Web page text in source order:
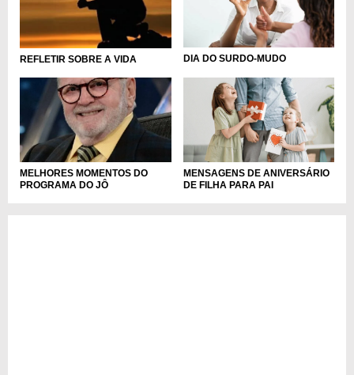
REFLETIR SOBRE A VIDA DIA DO SURDO-MUDO
MELHORES MOMENTOS DO
PROGRAMA DO JÔ
MENSAGENS DE ANIVERSÁRIO
DE FILHA PARA PAI